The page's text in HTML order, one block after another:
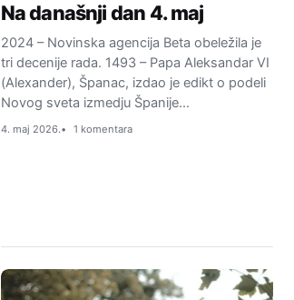
Na današnji dan 4. maj
2024 – Novinska agencija Beta obeležila je
tri decenije rada. 1493 – Papa Aleksandar VI
(Alexander), Španac, izdao je edikt o podeli
Novog sveta izmedju Španije…
4. maj 2026. 1 komentara